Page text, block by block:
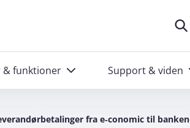
& funktioner Support & viden
fra e‑conomic til banken